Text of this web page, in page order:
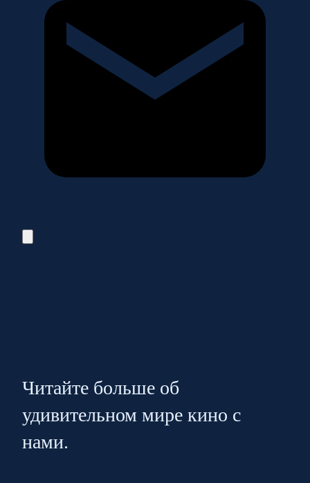
Читайте больше об
удивительном мире кино с
нами.